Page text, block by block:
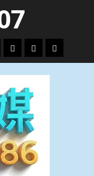
國
際
運
動
生
活